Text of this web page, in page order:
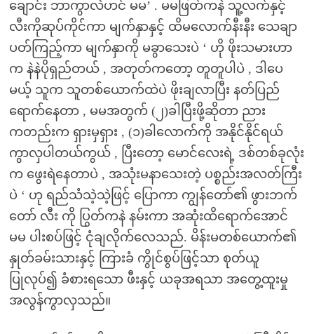
ချောင်း ဘာကွာလဲဟင် မမ’ . မမဖြတ်ကနဲ သူ့လက်နှင့်
လီးကိုဆုပ်ကိုင်ကာ မျက်နှာနှင့် ထိမလောက်နီးနီး သေချာ
ပတ်ကြည့်ကာ မျက်နှာကို မခွာသေးပဲ ‘ ဟို ဖိုးသမားဟာ
က နဲနဲပိုရှည်တယ် , အတုတ်ကတော့ တူတူပါပဲ , ဒါပေ
မယ့် သူက သူတစ်ယောက်ထဲပဲ ဖိုးချလာပြီး နတ်ပြည်
ရောက်နေတာ , မမအတွက် (၂)ခါပြီးဖို့ဆိုတာ ညား
ကတည်းက ရှားမှရှား , (၁)ခါလောက်ကို အနိုင်နိုင်ရယ်
ကွာလှပါတယ်ကွယ် , ပြီးတော့ မောင်လေးရဲ့ ဒစ်တစ်ခုလုံး
က ဖွေးရဲနေတာပဲ , အသုံးမနာသေးတဲ့ ပစ္စည်းအလတ်ကြီး
ပဲ ‘ ဟု ရည်သံသဲ့သဲ့ဖြင့် ပြောကာ ကျွန်တော်၏ ဖွားဘက်
တော် လီး ကို ပြွတ်ကနဲ နမ်းကာ အဆုံးထိရောက်အောင်
မမ ပါးစပ်ဖြင့် ငုံချလိုက်လေသည်. မိန်းမတစ်ယောက်၏
နှုတ်ခမ်းသားနှင့် ကြားခံ ကွိုင်စွပ်ဖြင့်သာ စုတ်ယူ
ပြုလုပ်၍ ခံစားရသော ဖီးနှင့် ယခုအရသာ အတွေ့ထူးမှု
အလွန်ကွာလှသည်။